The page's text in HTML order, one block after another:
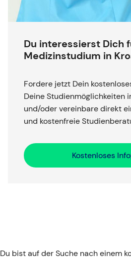
Du interessierst Dich
Medizinstudium in
Fordere jetzt Dein
Deine Studienmöglichkeiten
und/oder vereinbare direkt
und kostenfreie
Kostenloses
Du bist auf der Suche nach einem